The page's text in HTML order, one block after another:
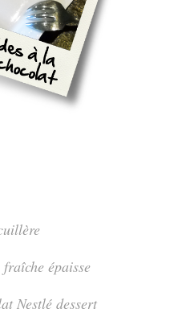
épaisse
Nestlé dessert